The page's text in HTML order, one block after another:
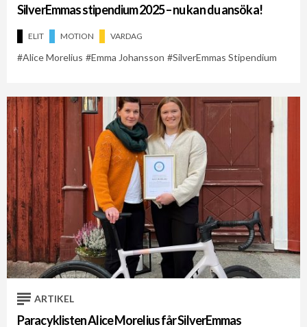
SilverEmmas stipendium 2025 – nu kan du ansöka!
ELIT MOTION VARDAG
Alice Morelius Emma Johansson SilverEmmas Stipendium
ARTIKEL
Paracyklisten Alice Morelius får SilverEmmas